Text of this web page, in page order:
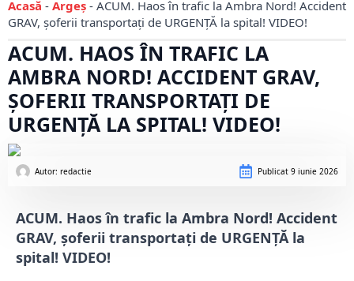
Acasă - Argeș - ACUM. Haos în trafic la Ambra Nord! Accident
GRAV, șoferii transportați de URGENȚĂ la spital! VIDEO!
ACUM. HAOS ÎN TRAFIC LA
AMBRA NORD! ACCIDENT GRAV,
ȘOFERII TRANSPORTAȚI DE
URGENȚĂ LA SPITAL! VIDEO!
Autor: redactie Publicat 9 iunie 2026
ACUM. Haos în trafic la Ambra Nord! Accident
GRAV, șoferii transportați de URGENȚĂ la
spital! VIDEO!